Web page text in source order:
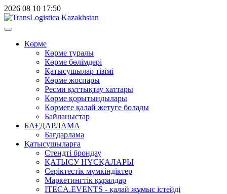
2026 08 10 17:50
Көрме
Көрме туралы
Көрме бөлімдері
Қатысушылар тізімі
Көрме жоспары
Ресми құттықтау хаттары
Көрме қорытындылары
Көрмеге қалай жетуге болады
Байланыстар
БАҒДАРЛАМА
Бағдарлама
Қатысушыларға
Стендті брондау
ҚАТЫСУ НҰСҚАЛАРЫ
Серіктестік мүмкіндіктер
Маркетингтік құралдар
ITECA.EVENTS - қалай жұмыс істейді